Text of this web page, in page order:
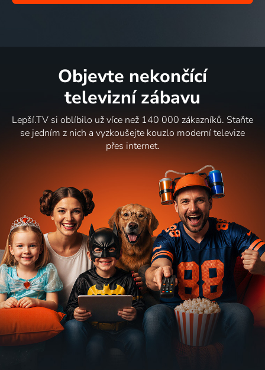
Objevte nekončící
televizní zábavu
Lepší.TV si oblíbilo už více než 140 000 zákazníků. Staňte
se jedním z nich a vyzkoušejte kouzlo moderní televize
přes internet.